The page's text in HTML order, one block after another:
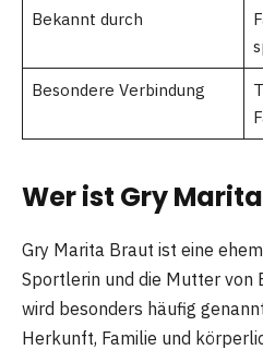
Bekannt durch
Besondere Verbindung
Wer ist Gry
Gry Marita Braut ist eine
Sportlerin und die Mutter von
wird besonders häufig
Herkunft, Familie und